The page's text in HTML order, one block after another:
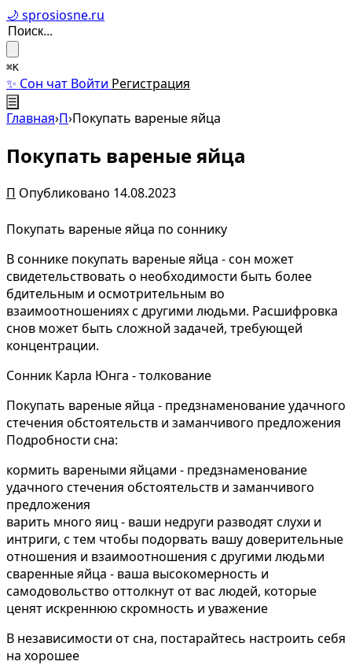
🌙 sprosiosne.ru
⌘K
✨ Сон чат Войти Регистрация
☰
Главная›П›Покупать вареные яйца
Покупать вареные яйца
П Опубликовано 14.08.2023
Покупать вареные яйца по соннику
В соннике покупать вареные яйца - сон может
свидетельствовать о необходимости быть более
бдительным и осмотрительным во
взаимоотношениях с другими людьми. Расшифровка
снов может быть сложной задачей, требующей
концентрации.
Сонник Карла Юнга - толкование
Покупать вареные яйца - предзнаменование удачного
стечения обстоятельств и заманчивого предложения
Подробности сна:
кормить вареными яйцами - предзнаменование
удачного стечения обстоятельств и заманчивого
предложения
варить много яиц - ваши недруги разводят слухи и
интриги, с тем чтобы подорвать вашу доверительные
отношения и взаимоотношения с другими людьми
сваренные яйца - ваша высокомерность и
самодовольство оттолкнут от вас людей, которые
ценят искреннюю скромность и уважение
В независимости от сна, постарайтесь настроить себя
на хорошее